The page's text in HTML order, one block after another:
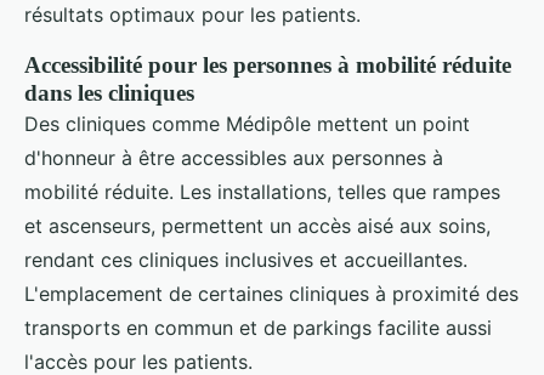
résultats optimaux pour les patients.
Accessibilité pour les personnes à mobilité réduite
dans les cliniques
Des cliniques comme Médipôle mettent un point
d'honneur à être accessibles aux personnes à
mobilité réduite. Les installations, telles que rampes
et ascenseurs, permettent un accès aisé aux soins,
rendant ces cliniques inclusives et accueillantes.
L'emplacement de certaines cliniques à proximité des
transports en commun et de parkings facilite aussi
l'accès pour les patients.